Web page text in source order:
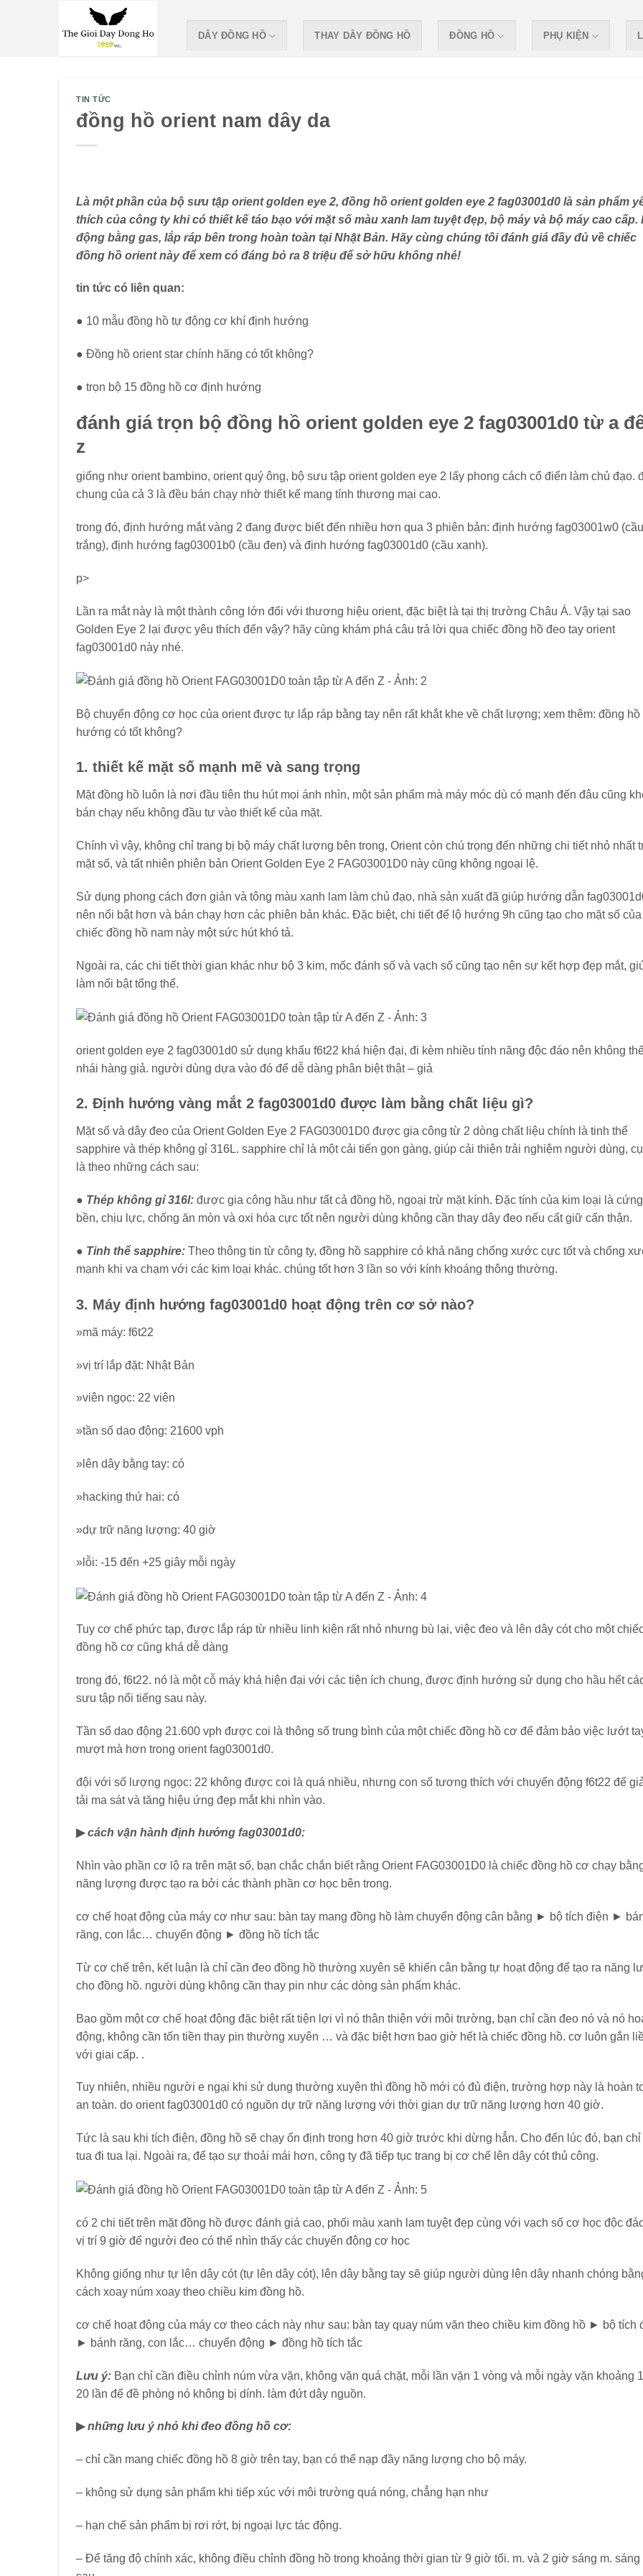
DÂY ĐỒNG HỒ THAY DÂY ĐỒNG HỒ ĐỒNG HỒ PHỤ KIỆN
TIN TỨC
đồng hồ orient nam dây da
Là một phần của bộ sưu tập orient golden eye 2, đồng hồ orient golden eye 2 fag03001d0 là sản phẩm
thích của công ty khi có thiết kế táo bạo với mặt số màu xanh lam tuyệt đẹp, bộ máy và bộ máy cao cấp.
động bằng gas, lắp ráp bên trong hoàn toàn tại Nhật Bản. Hãy cùng chúng tôi đánh giá đầy đủ về chiếc
đồng hồ orient này để xem có đáng bỏ ra 8 triệu để sở hữu không nhé!
tin tức có liên quan:
● 10 mẫu đồng hồ tự động cơ khí định hướng
● Đồng hồ orient star chính hãng có tốt không?
● trọn bộ 15 đồng hồ cơ định hướng
đánh giá trọn bộ đồng hồ orient golden eye 2 fag03001d0 từ a
z
giống như orient bambino, orient quý ông, bộ sưu tập orient golden eye 2 lấy phong cách cổ điển làm chủ đạo.
chung của cả 3 là đều bán chạy nhờ thiết kế mang tính thương mại cao.
trong đó, định hướng mắt vàng 2 đang được biết đến nhiều hơn qua 3 phiên bản: định hướng fag03001w0 (cầu
trắng), định hướng fag03001b0 (cầu đen) và định hướng fag03001d0 (cầu xanh).
p>
Lần ra mắt này là một thành công lớn đối với thương hiệu orient, đặc biệt là tại thị trường Châu Á. Vậy tại sao
Golden Eye 2 lại được yêu thích đến vậy? hãy cùng khám phá câu trả lời qua chiếc đồng hồ đeo tay orient
fag03001d0 này nhé.
Bộ chuyển động cơ học của orient được tự lắp ráp bằng tay nên rất khắt khe về chất lượng; xem thêm: đồng hồ
hướng có tốt không?
1. thiết kế mặt số mạnh mẽ và sang trọng
Mặt đồng hồ luôn là nơi đầu tiên thu hút mọi ánh nhìn, một sản phẩm mà máy móc dù có mạnh đến đâu cũng
bán chạy nếu không đầu tư vào thiết kế của mặt.
Chính vì vậy, không chỉ trang bị bộ máy chất lượng bên trong, Orient còn chú trọng đến những chi tiết nhỏ nhất
mặt số, và tất nhiên phiên bản Orient Golden Eye 2 FAG03001D0 này cũng không ngoại lệ.
Sử dụng phong cách đơn giản và tông màu xanh lam làm chủ đạo, nhà sản xuất đã giúp hướng dẫn
nên nổi bật hơn và bán chạy hơn các phiên bản khác. Đặc biệt, chi tiết để lộ hướng 9h cũng tạo cho mặt số của
chiếc đồng hồ nam này một sức hút khó tả.
Ngoài ra, các chi tiết thời gian khác như bộ 3 kim, mốc đánh số và vạch số cũng tạo nên sự kết hợp đẹp mắt,
làm nổi bật tổng thể.
orient golden eye 2 fag03001d0 sử dụng khẩu f6t22 khá hiện đại, đi kèm nhiều tính năng độc đáo nên không
nhái hàng giả. người dùng dựa vào đó để dễ dàng phân biệt thật – giả
2. Định hướng vàng mắt 2 fag03001d0 được làm bằng chất liệu gì?
Mặt số và dây đeo của Orient Golden Eye 2 FAG03001D0 được gia công từ 2 dòng chất liệu chính là tinh thể
sapphire và thép không gỉ 316L. sapphire chỉ là một cải tiến gọn gàng, giúp cải thiện trải nghiệm người dùng,
là theo những cách sau:
● Thép không gỉ 316l: được gia công hầu như tất cả đồng hồ, ngoại trừ mặt kính. Đặc tính của kim loại là
bền, chịu lực, chống ăn mòn và oxi hóa cực tốt nên người dùng không cần thay dây đeo nếu cất giữ cẩn thận.
● Tinh thể sapphire: Theo thông tin từ công ty, đồng hồ sapphire có khả năng chống xước cực tốt và chống
mạnh khi va chạm với các kim loại khác. chúng tốt hơn 3 lần so với kính khoáng thông thường.
3. Máy định hướng fag03001d0 hoạt động trên cơ sở nào?
»mã máy: f6t22
»vị trí lắp đặt: Nhật Bản
»viên ngọc: 22 viên
»tần số dao động: 21600 vph
»lên dây bằng tay: có
»hacking thứ hai: có
»dự trữ năng lượng: 40 giờ
»lỗi: -15 đến +25 giây mỗi ngày
Tuy cơ chế phức tạp, được lắp ráp từ nhiều linh kiện rất nhỏ nhưng bù lại, việc đeo và lên dây cót cho một
đồng hồ cơ cũng khá dễ dàng
trong đó, f6t22. nó là một cỗ máy khá hiện đại với các tiện ích chung, được định hướng sử dụng cho hầu hết
sưu tập nổi tiếng sau này.
Tần số dao động 21.600 vph được coi là thông số trung bình của một chiếc đồng hồ cơ để đảm bảo việc lướt
mượt mà hơn trong orient fag03001d0.
đội với số lượng ngọc: 22 không được coi là quá nhiều, nhưng con số tương thích với chuyển động f6t22 để
tải ma sát và tăng hiệu ứng đẹp mắt khi nhìn vào.
▶cách vận hành định hướng fag03001d0:
Nhìn vào phần cơ lộ ra trên mặt số, bạn chắc chắn biết rằng Orient FAG03001D0 là chiếc đồng hồ cơ chạy
năng lượng được tạo ra bởi các thành phần cơ học bên trong.
cơ chế hoạt động của máy cơ như sau: bàn tay mang đồng hồ làm chuyển động cân bằng ► bộ tích điện ►
răng, con lắc… ​​chuyển động ► đồng hồ tích tắc
Từ cơ chế trên, kết luận là chỉ cần đeo đồng hồ thường xuyên sẽ khiến cân bằng tự hoạt động để tạo ra năng
cho đồng hồ. người dùng không cần thay pin như các dòng sản phẩm khác.
Bao gồm một cơ chế hoạt động đặc biệt rất tiện lợi vì nó thân thiện với môi trường, bạn chỉ cần đeo nó và nó
động, không cần tốn tiền thay pin thường xuyên … và đặc biệt hơn bao giờ hết là chiếc đồng hồ. cơ luôn gắn
với giai cấp. .
Tuy nhiên, nhiều người e ngại khi sử dụng thường xuyên thì đồng hồ mới có đủ điện, trường hợp này là hoàn
an toàn. do orient fag03001d0 có nguồn dự trữ năng lượng với thời gian dự trữ năng lượng hơn 40 giờ.
Tức là sau khi tích điện, đồng hồ sẽ chạy ổn định trong hơn 40 giờ trước khi dừng hẳn. Cho đến lúc đó, bạn chỉ
tua đi tua lại. Ngoài ra, để tạo sự thoải mái hơn, công ty đã tiếp tục trang bị cơ chế lên dây cót thủ công.
có 2 chi tiết trên mặt đồng hồ được đánh giá cao, phối màu xanh lam tuyệt đẹp cùng với vạch số cơ học độc
vị trí 9 giờ để người đeo có thể nhìn thấy các chuyển động cơ học
Không giống như tự lên dây cót (tự lên dây cót), lên dây bằng tay sẽ giúp người dùng lên dây nhanh chóng
cách xoay núm xoay theo chiều kim đồng hồ.
cơ chế hoạt động của máy cơ theo cách này như sau: bàn tay quay núm vặn theo chiều kim đồng hồ ► bộ tích
► bánh răng, con lắc… ​​chuyển động ► đồng hồ tích tắc
Lưu ý: Bạn chỉ cần điều chỉnh núm vừa vặn, không vặn quá chặt, mỗi lần vặn 1 vòng và mỗi ngày vặn khoảng
20 lần để đề phòng nó không bị dính. làm đứt dây nguồn.
▶những lưu ý nhỏ khi đeo đồng hồ cơ:
– chỉ cần mang chiếc đồng hồ 8 giờ trên tay, bạn có thể nạp đầy năng lượng cho bộ máy.
– không sử dụng sản phẩm khi tiếp xúc với môi trường quá nóng, chẳng hạn như
– hạn chế sản phẩm bị rơi rớt, bị ngoại lực tác động.
– Để tăng độ chính xác, không điều chỉnh đồng hồ trong khoảng thời gian từ 9 giờ tối. m. và 2 giờ sáng m. sáng